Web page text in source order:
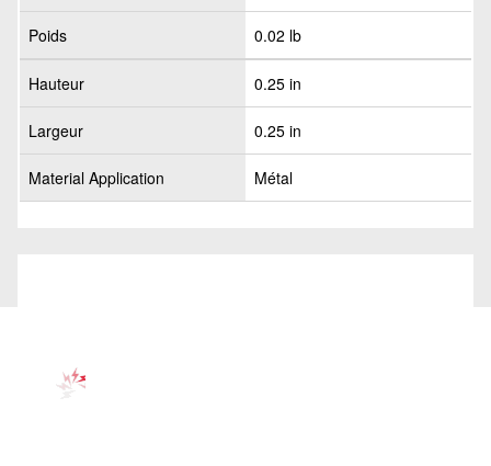
Poids 0.02 lb
Hauteur 0.25 in
Largeur 0.25 in
Material Application Métal